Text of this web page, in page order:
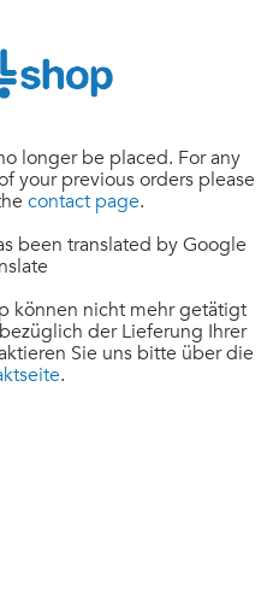
longer be placed. For any
your previous orders please
contact page.
been translated by Google
können nicht mehr getätigt
der Lieferung Ihrer
Sie uns bitte über die
.